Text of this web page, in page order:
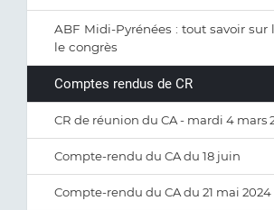
ABF Midi-Pyrénées : tout savoir sur
le congrès
Comptes rendus de CR
CR de réunion du CA - mardi 4 mars
Compte-rendu du CA du 18 juin
Compte-rendu du CA du 21 mai 2024